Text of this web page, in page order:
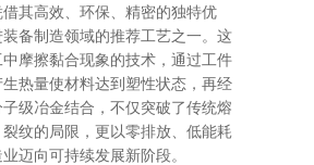
焊机
其高效、环保、精密的独特优
备制造领域的推荐工艺之一。这
摩擦黏合现象的技术，通过工件
热量使材料达到塑性状态，再经
级冶金结合，不仅突破了传统熔
纹的局限，更以零排放、低能耗
迈向可持续发展新阶段。